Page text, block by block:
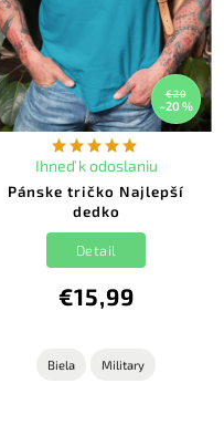
€20
–20 %
Pánske tričko Najlepší
dedko
Ihneď k odoslaniu
€15,99
Detail
Biela Military